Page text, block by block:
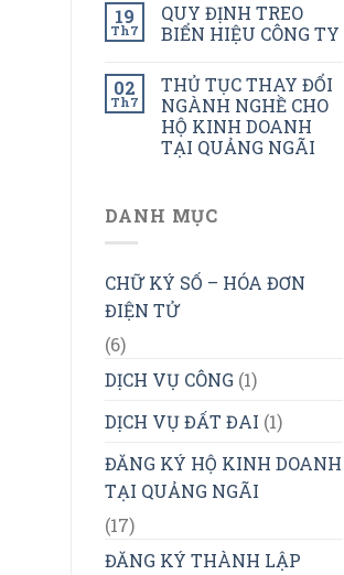
19
Th7
QUY ĐỊNH TREO
BIỂN HIỆU CÔNG TY
02
Th7
THỦ TỤC THAY ĐỔI
NGÀNH NGHỀ CHO
HỘ KINH DOANH
TẠI QUẢNG NGÃI
DANH MỤC
CHỮ KÝ SỐ – HÓA ĐƠN
ĐIỆN TỬ
(6)
DỊCH VỤ CÔNG (1)
DỊCH VỤ ĐẤT ĐAI (1)
ĐĂNG KÝ HỘ KINH DOANH
TẠI QUẢNG NGÃI
(17)
ĐĂNG KÝ THÀNH LẬP